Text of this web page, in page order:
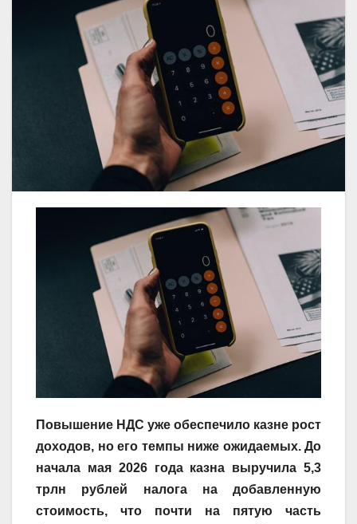
Повышение НДС уже обеспечило казне рост
доходов, но его темпы ниже ожидаемых. До
начала мая 2026 года казна выручила 5,3
трлн рублей налога на добавленную
стоимость, что почти на пятую часть